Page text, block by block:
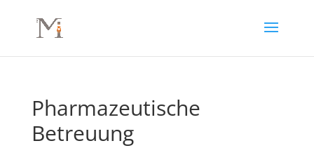
Pharmazeutische
Betreuung